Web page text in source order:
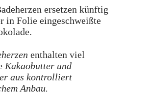
ersetzen künftig
in Folie eingeschweißte
enthalten viel
Kakaobutter und
aus kontrolliert
Anbau.